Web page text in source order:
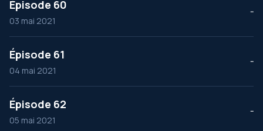
Épisode 60
03 mai 2021
--
Épisode 61
04 mai 2021
--
Épisode 62
05 mai 2021
--